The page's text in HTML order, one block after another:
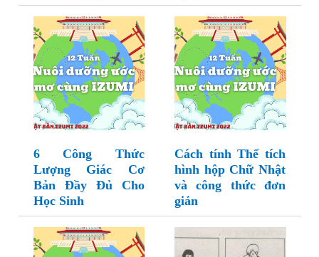
6 Công Thức
Lượng Giác Cơ
Bản Đầy Đủ Cho
Học Sinh
Cách tính Thể tích
hình hộp Chữ Nhật
và công thức đơn
giản